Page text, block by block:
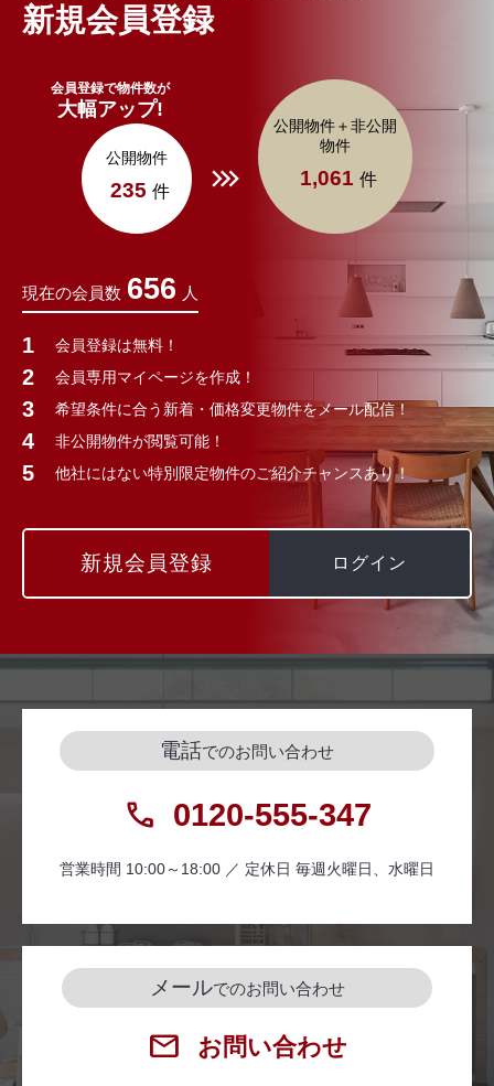
新規会員登録
会員登録で物件数が
大幅アップ!
公開物件
235 件
公開物件＋非公開
物件
1,061 件
現在の会員数 656 人
会員登録は無料！
会員専用マイページを作成！
希望条件に合う新着・価格変更物件をメール配信！
非公開物件が閲覧可能！
他社にはない特別限定物件のご紹介チャンスあり！
新規会員登録 ログイン
電話でのお問い合わせ
0120-555-347
営業時間 10:00～18:00 ／ 定休日 毎週火曜日、水曜日
メールでのお問い合わせ
お問い合わせ